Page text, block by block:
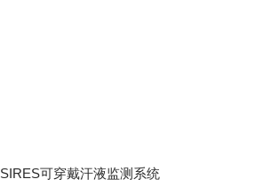
SIRES可穿戴汗液监测系统